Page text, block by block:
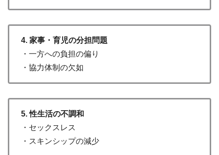
4. 家事・育児の分担問題
・一方への負担の偏り
・協力体制の欠如
5. 性生活の不調和
・セックスレス
・スキンシップの減少